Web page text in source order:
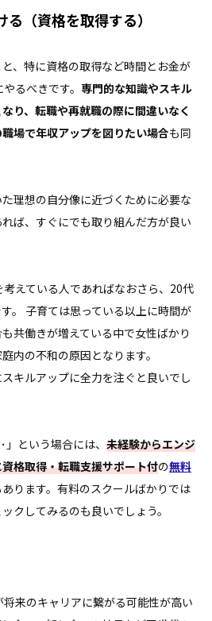
（資格を取得する）
、特に資格の取得など時間とお金が
るべきです。 専門的な知識やスキル
り、転職や再就職の際に間違いなく
場で年収アップを図りたい場合も同
た理想の自分像に近づくために必要な
ば、すぐにでも取り組んだ方が良い
えている人であればなおさら、20代
。 子育ては思っている以上に時間が
共働きが増えている中で女性ばかり
内の不和の原因となります。
キルアップに全力を注ぐと良いでし
」という場合には、 未経験からエンジ
格取得・転職支援サポート付の無料
ります。有料のスクールばかりでは
クしてみるのも良いでしょう。
来のキャリアに繋がる可能性が高い